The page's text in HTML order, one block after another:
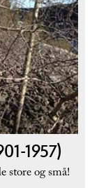
1957)
store og små!